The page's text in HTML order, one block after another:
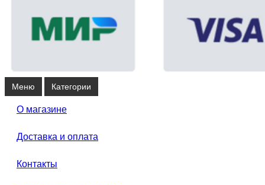
Меню Категории
О магазине
Доставка и оплата
Контакты